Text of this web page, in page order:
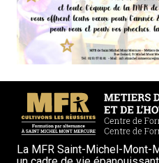
La MFR Saint-Michel-Mont-